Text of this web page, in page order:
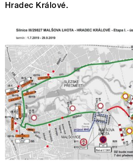
Hradec Králové.